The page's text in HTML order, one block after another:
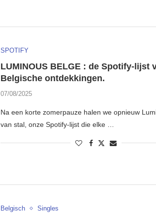
SPOTIFY
LUMINOUS BELGE : de Spotify-lijst
Belgische ontdekkingen.
07/08/2025
Na een korte zomerpauze halen we opnieuw
van stal, onze Spotify-lijst die elke …
Belgisch Singles